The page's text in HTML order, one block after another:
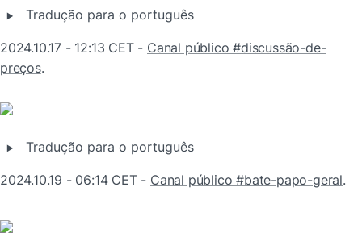
‣ Tradução para o português
2024.10.17 - 12:13 CET - Canal público #discussão-de-
preços.
‣ Tradução para o português
2024.10.19 - 06:14 CET - Canal público #bate-papo-geral.